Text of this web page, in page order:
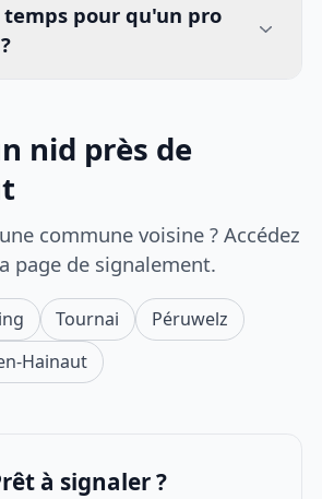
temps pour qu'un pro
nid près de
commune voisine ? Accédez
page de signalement.
Tournai
Péruwelz
Hainaut
à signaler ?